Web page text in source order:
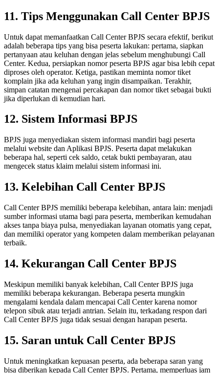
11. Tips Menggunakan Call Center BPJS
Untuk dapat memanfaatkan Call Center BPJS secara efektif, berikut
adalah beberapa tips yang bisa peserta lakukan: pertama, siapkan
pertanyaan atau keluhan dengan jelas sebelum menghubungi Call
Center. Kedua, persiapkan nomor peserta BPJS agar bisa lebih cepat
diproses oleh operator. Ketiga, pastikan meminta nomor tiket
komplain jika ada keluhan yang ingin disampaikan. Terakhir,
simpan catatan mengenai percakapan dan nomor tiket sebagai bukti
jika diperlukan di kemudian hari.
12. Sistem Informasi BPJS
BPJS juga menyediakan sistem informasi mandiri bagi peserta
melalui website dan Aplikasi BPJS. Peserta dapat melakukan
beberapa hal, seperti cek saldo, cetak bukti pembayaran, atau
mengecek status klaim melalui sistem informasi ini.
13. Kelebihan Call Center BPJS
Call Center BPJS memiliki beberapa kelebihan, antara lain: menjadi
sumber informasi utama bagi para peserta, memberikan kemudahan
akses tanpa biaya pulsa, menyediakan layanan otomatis yang cepat,
dan memiliki operator yang kompeten dalam memberikan pelayanan
terbaik.
14. Kekurangan Call Center BPJS
Meskipun memiliki banyak kelebihan, Call Center BPJS juga
memiliki beberapa kekurangan. Beberapa peserta mungkin
mengalami kendala dalam mencapai Call Center karena nomor
telepon sibuk atau terjadi antrian. Selain itu, terkadang respon dari
Call Center BPJS juga tidak sesuai dengan harapan peserta.
15. Saran untuk Call Center BPJS
Untuk meningkatkan kepuasan peserta, ada beberapa saran yang
bisa diberikan kepada Call Center BPJS. Pertama, memperluas jam